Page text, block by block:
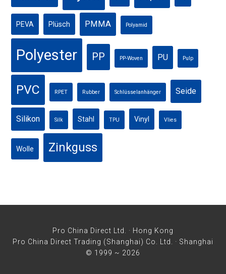
PEVA Plüsch PMMA Polyamid
Polyester PP PP-Woven PU Pulp
PVC RPET Rubber Schlüsselanhänger Seide
Silikon Silk Stahl TPU Vinyl Vlies
Wolle Zinkguss
Pro China Direct Ltd. · Hong Kong
Pro China Direct Trading (Shanghai) Co. Ltd. · Shanghai
© 1999 ~ 2026